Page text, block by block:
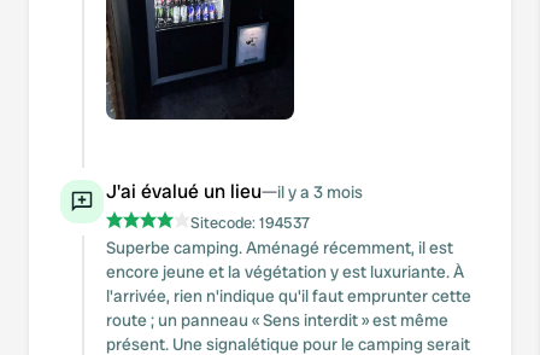
J'ai évalué un lieu—il y a 3 mois
Sitecode:194537
Superbe camping. Aménagé récemment, il est
encore jeune et la végétation y est luxuriante. À
l'arrivée, rien n'indique qu'il faut emprunter cette
route ; un panneau « Sens interdit » est même
présent. Une signalétique pour le camping serait